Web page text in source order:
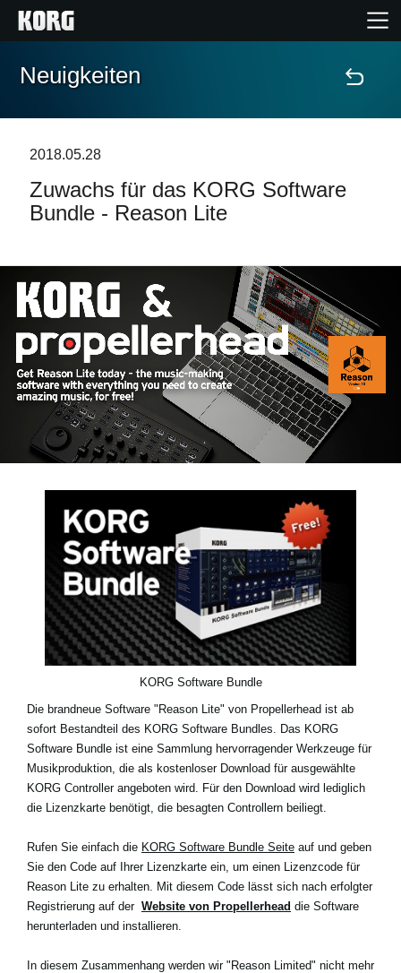
Home
Extras
Support
Händlersuche
Shop
Neuigkeiten
Social Media
Über KORG
Neuigkeiten
2018.05.28
Zuwachs für das KORG Software
Bundle - Reason Lite
KORG Software Bundle
Die brandneue Software "Reason Lite" von Propellerhead ist ab
sofort Bestandteil des KORG Software Bundles. Das KORG
Software Bundle ist eine Sammlung hervorragender Werkzeuge für
Musikproduktion, die als kostenloser Download für ausgewählte
KORG Controller angeboten wird. Für den Download wird lediglich
die Lizenzkarte benötigt, die besagten Controllern beiliegt.
Rufen Sie einfach die KORG Software Bundle Seite auf und geben
Sie den Code auf Ihrer Lizenzkarte ein, um einen Lizenzcode für
Reason Lite zu erhalten. Mit diesem Code lässt sich nach erfolgter
Registrierung auf der Website von Propellerhead die Software
herunterladen und installieren.
In diesem Zusammenhang werden wir "Reason Limited" nicht mehr